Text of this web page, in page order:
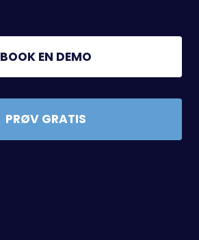
BOOK EN DEMO
PRØV GRATIS